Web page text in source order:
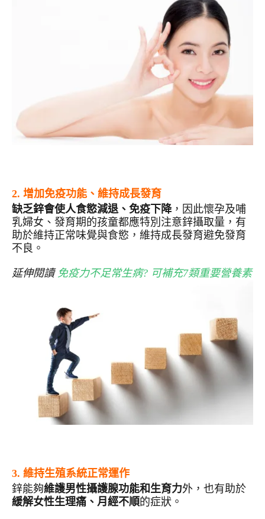
2. 增加免疫功能、維持成長發育
缺乏鋅會使人食慾減退、免疫下降，因此懷孕及哺
乳婦女、發育期的孩童都應特別注意鋅攝取量，有
助於維持正常味覺與食慾，維持成長發育避免發育
不良。
延伸閱讀 免疫力不足常生病? 可補充7類重要營養素
3. 維持生殖系統正常運作
鋅能夠維護男性攝護腺功能和生育力外，也有助於
緩解女性生理痛、月經不順的症狀。